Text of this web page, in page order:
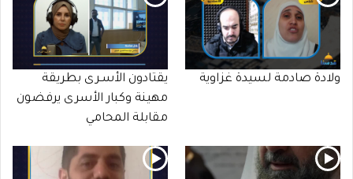
ولادة صادمة لسيدة غزاوية
يقتادون الأسـرى بطريقة
مهينة وكبار الأسرى يرفضون
مقابلة المحامي